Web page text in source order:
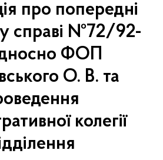
про попередні
справі №72/92-
ФОП
О. В. та
колегії